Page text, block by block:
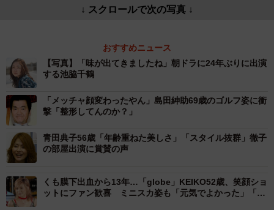
↓ スクロールで次の写真 ↓
おすすめニュース
【写真】「味が出てきましたね」朝ドラに24年ぶりに出演
する池脇千鶴
「メッチャ顔変わったやん」島田紳助69歳のゴルフ姿に衝
撃「整形してんのか？」
青田典子56歳「年齢重ねた美しさ」「スタイル抜群」徹子
の部屋出演に賞賛の声
くも膜下出血から13年…「globe」KEIKO52歳、笑顔ショ
ットにファン歓喜 ミニスカ姿も「元気でよかった」「変